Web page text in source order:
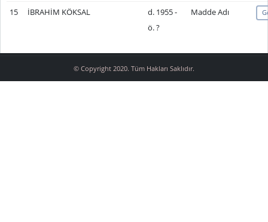
15 İBRAHİM KÖKSAL
d. 1955 -
ö. ?
Madde Adı
© Copyright 2020. Tüm Hakları Saklıdır.